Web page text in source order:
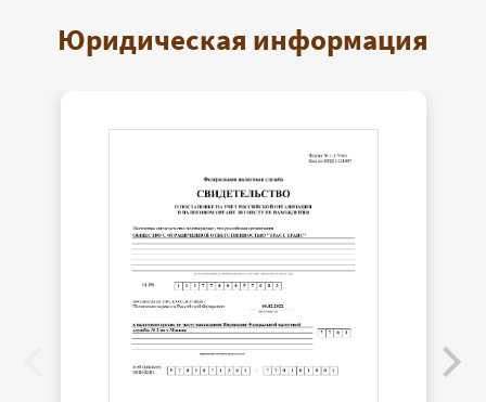
Юридическая информация